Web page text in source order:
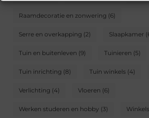
Raamdecoratie en zonwering (6)
Serre en overkapping (2) Slaapkamer
Tuin en buitenleven (9) Tuinieren (5)
Tuin inrichting (8) Tuin winkels (4)
Verlichting (4) Vloeren (6)
Werken studeren en hobby (3) Winkels